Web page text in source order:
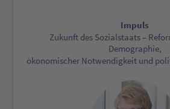
Impuls
Zukunft des Sozialstaats –
Demographie,
ökonomischer Notwendigkeit und